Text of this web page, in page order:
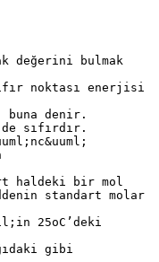
değerini bulmak
noktası enerjisi
denir.
sıfırdır.
haldeki bir mol
standart molar
25oC’deki
gibi